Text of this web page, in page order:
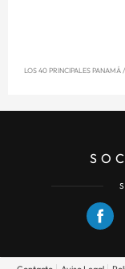
LOS 40 PRINCIPALES PANAMÁ/